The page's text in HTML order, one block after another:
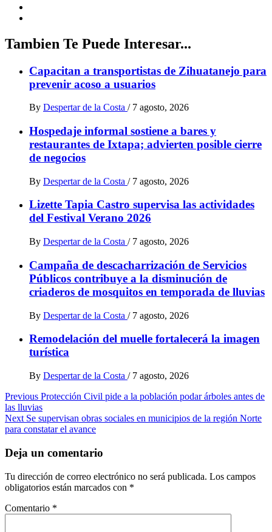
Tambien Te Puede Interesar...
Capacitan a transportistas de Zihuatanejo para
prevenir acoso a usuarios
By Despertar de la Costa / 7 agosto, 2026
Hospedaje informal sostiene a bares y
restaurantes de Ixtapa; advierten posible cierre
de negocios
By Despertar de la Costa / 7 agosto, 2026
Lizette Tapia Castro supervisa las actividades
del Festival Verano 2026
By Despertar de la Costa / 7 agosto, 2026
Campaña de descacharrización de Servicios
Públicos contribuye a la disminución de
criaderos de mosquitos en temporada de lluvias
By Despertar de la Costa / 7 agosto, 2026
Remodelación del muelle fortalecerá la imagen
turística
By Despertar de la Costa / 7 agosto, 2026
Post
navigation
Previous Protección Civil pide a la población podar árboles antes de
las lluvias
Next Se supervisan obras sociales en municipios de la región Norte
para constatar el avance
Deja un comentario
Tu dirección de correo electrónico no será publicada. Los campos
obligatorios están marcados con *
Comentario *